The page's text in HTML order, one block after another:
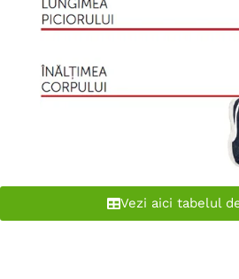
Vezi aici tabelul